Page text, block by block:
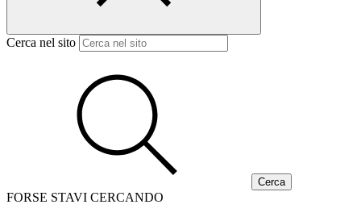
Cerca nel sito
FORSE STAVI CERCANDO